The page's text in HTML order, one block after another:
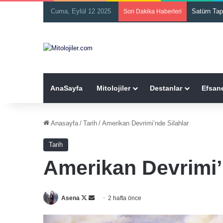
Cuma, Eylül 12 2025 Son Dakika Haberleri İnari
AnaSayfa Mitolojiler Destanlar
Anasayfa / Tarih / Amerikan Devrimi’nde Silahlar
Tarih
Amerikan
Asena
F
2 hafta önce